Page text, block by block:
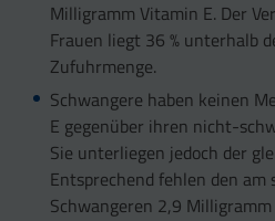
Milligramm Vitamin E. Der
Frauen liegt 36 % unterhalb
Zufuhrmenge.
Schwangere haben keinen
E gegenüber ihren nicht-
Sie unterliegen jedoch der
Entsprechend fehlen den
Schwangeren 2,9 Milligramm